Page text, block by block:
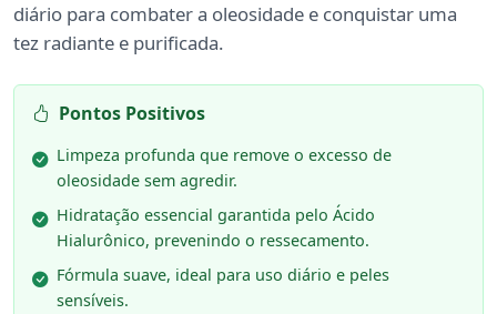
diário para combater a oleosidade e conquistar uma
tez radiante e purificada.
Pontos Positivos
Limpeza profunda que remove o excesso de
oleosidade sem agredir.
Hidratação essencial garantida pelo Ácido
Hialurônico, prevenindo o ressecamento.
Fórmula suave, ideal para uso diário e peles
sensíveis.